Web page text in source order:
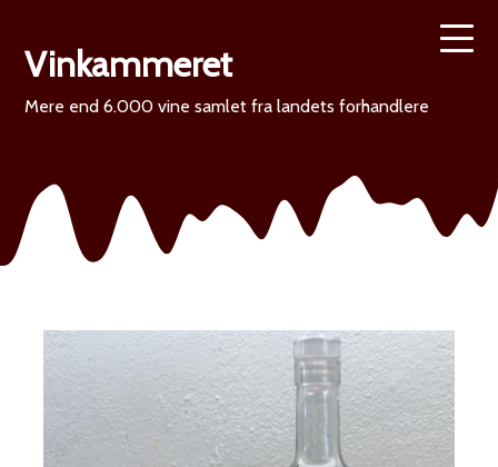
Vinkammeret
Mere end 6.000 vine samlet fra landets forhandlere